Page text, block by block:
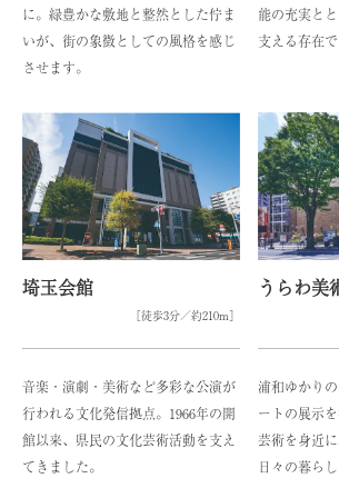
に。緑豊かな敷地と整然とした佇ま
いが、街の象徴としての風格を感じ
させます。
能の充実と
支える存在で
埼玉会館
［徒歩3分／約210m］
音楽・演劇・美術など多彩な公演が
行われる文化発信拠点。1966年の開
館以来、県民の文化芸術活動を支え
てきました。
うらわ美
浦和ゆかり
ートの展示
芸術を身近
日々の暮ら